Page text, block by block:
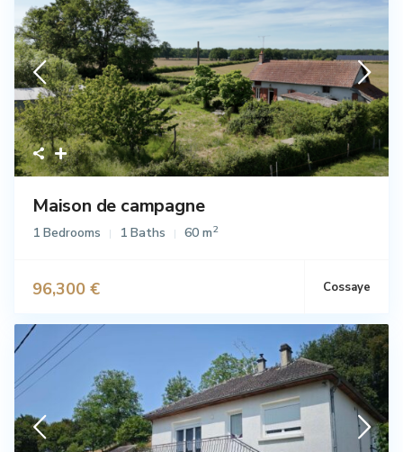
Maison de campagne
1 Bedrooms 1 Baths 60 m2
96,300 € Cossaye